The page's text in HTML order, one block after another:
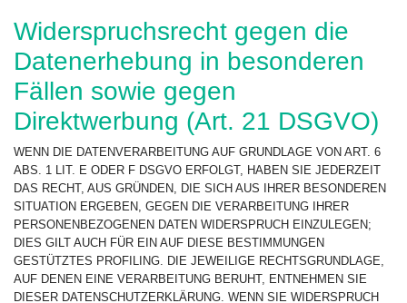
Widerspruchsrecht gegen die
Datenerhebung in besonderen
Fällen sowie gegen
Direktwerbung (Art. 21 DSGVO)
WENN DIE DATENVERARBEITUNG AUF GRUNDLAGE VON ART. 6
ABS. 1 LIT. E ODER F DSGVO ERFOLGT, HABEN SIE JEDERZEIT
DAS RECHT, AUS GRÜNDEN, DIE SICH AUS IHRER BESONDEREN
SITUATION ERGEBEN, GEGEN DIE VERARBEITUNG IHRER
PERSONENBEZOGENEN DATEN WIDERSPRUCH EINZULEGEN;
DIES GILT AUCH FÜR EIN AUF DIESE BESTIMMUNGEN
GESTÜTZTES PROFILING. DIE JEWEILIGE RECHTSGRUNDLAGE,
AUF DENEN EINE VERARBEITUNG BERUHT, ENTNEHMEN SIE
DIESER DATENSCHUTZERKLÄRUNG. WENN SIE WIDERSPRUCH